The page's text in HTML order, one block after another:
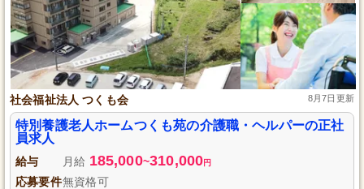
社会福祉法人 つくも会 8月7日更新
特別養護老人ホームつくも苑の介護職・ヘルパーの正社
員求人
給与 月給 185,000~310,000円
応募要件無資格可